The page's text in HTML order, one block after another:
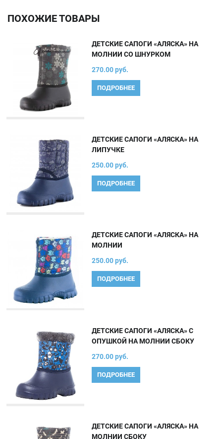
ПОХОЖИЕ ТОВАРЫ
ДЕТСКИЕ САПОГИ «АЛЯСКА» НА
МОЛНИИ СО ШНУРКОМ
270.00 руб.
ПОДРОБНЕЕ
ДЕТСКИЕ САПОГИ «АЛЯСКА» НА
ЛИПУЧКЕ
250.00 руб.
ПОДРОБНЕЕ
ДЕТСКИЕ САПОГИ «АЛЯСКА» НА
МОЛНИИ
250.00 руб.
ПОДРОБНЕЕ
ДЕТСКИЕ САПОГИ «АЛЯСКА» С
ОПУШКОЙ НА МОЛНИИ СБОКУ
270.00 руб.
ПОДРОБНЕЕ
ДЕТСКИЕ САПОГИ «АЛЯСКА» НА
МОЛНИИ СБОКУ